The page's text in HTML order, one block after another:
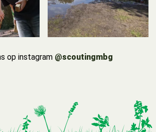
op instagram @scoutingmbg